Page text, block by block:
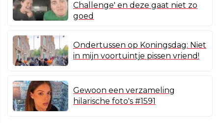
Challenge' en deze gaat niet zo
goed
Ondertussen op Koningsdag: Niet
in mijn voortuintje pissen vriend!
Gewoon een verzameling
hilarische foto's #1591